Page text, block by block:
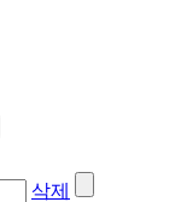
삭제